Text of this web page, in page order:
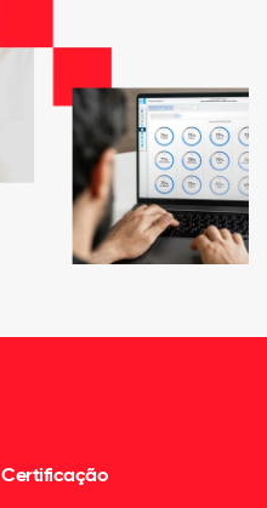
Certificação